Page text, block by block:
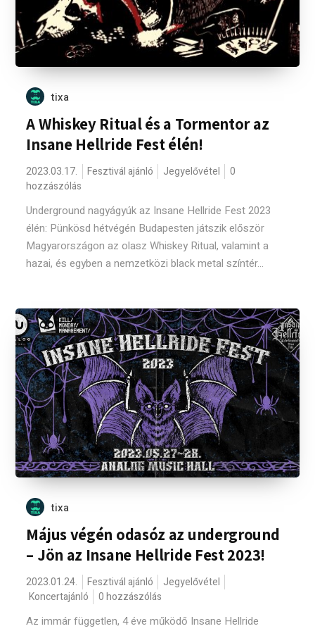
tixa
A Whiskey Ritual és a Tormentor az
Insane Hellride Fest élén!
2023.03.17. Fesztivál ajánló Jegyelővétel
0
hozzászólás
Underground nagyágyúk az Insane Hellride Fest 2023
élén: Pünkösd hétvégén Budapesten játszik először
Magyarországon az olasz Whiskey Ritual, valamint a
hazai, és egyben a nemzetközi black metal színtér...
tixa
Május végén odasóz az underground
– Jön az Insane Hellride Fest 2023!
2023.01.24. Fesztivál ajánló
Jegyelővétel
Koncertajánló
0 hozzászólás
Az immár független, 4 éve működő Insane Hellride